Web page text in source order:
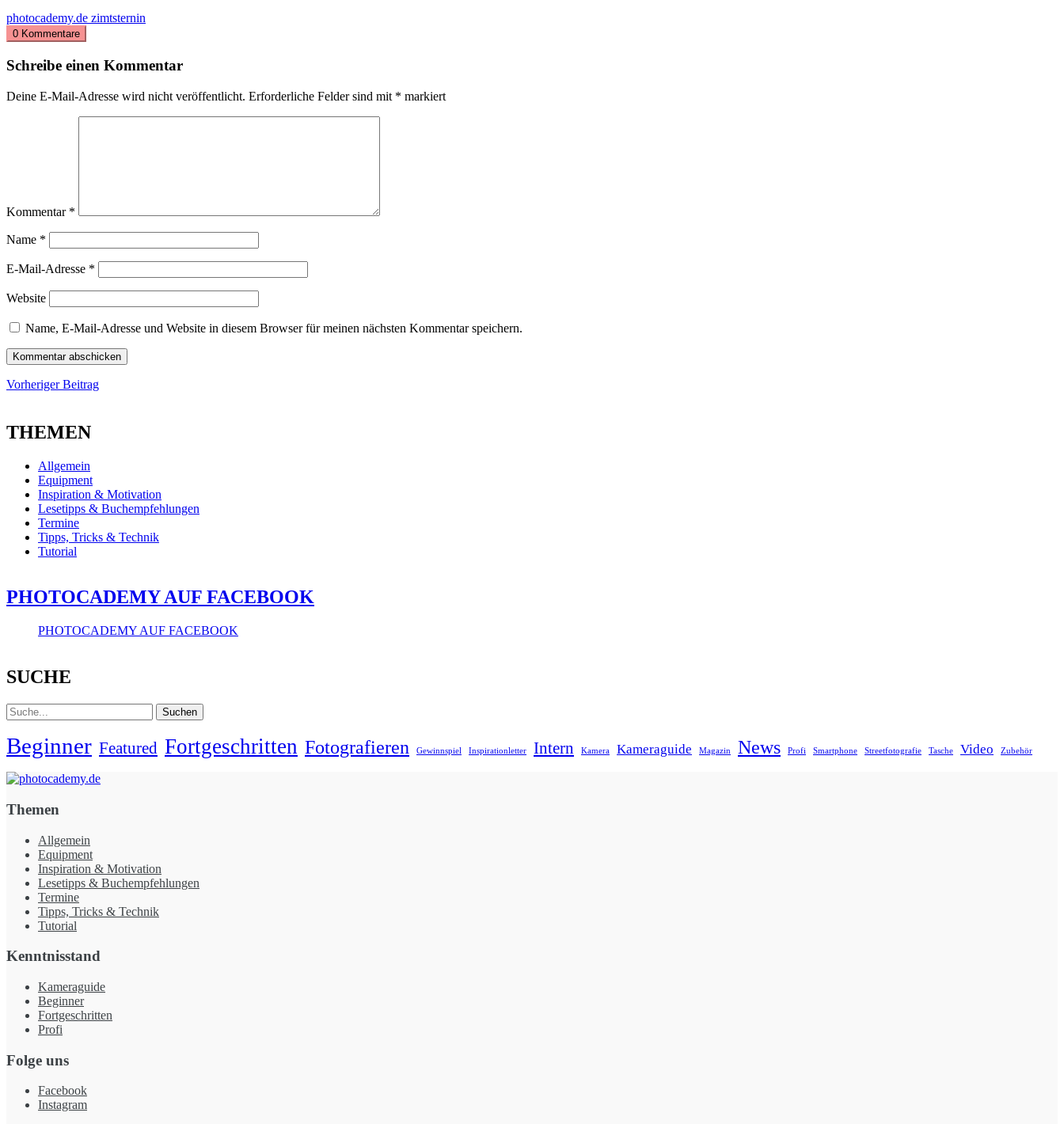
photocademy.de zimtsternin
0 Kommentare
Schreibe einen Kommentar
Deine E-Mail-Adresse wird nicht veröffentlicht. Erforderliche Felder sind mit * markiert
Kommentar *
Name *
E-Mail-Adresse *
Website
Name, E-Mail-Adresse und Website in diesem Browser für meinen nächsten Kommentar speichern.
Beitragsnavigation
Vorheriger BeitragVorheriger
THEMEN
Allgemein
Equipment
Inspiration & Motivation
Lesetipps & Buchempfehlungen
Termine
Tipps, Tricks & Technik
Tutorial
PHOTOCADEMY AUF FACEBOOK
PHOTOCADEMY AUF FACEBOOK
SUCHE
Suche
Beginner Featured Fortgeschritten Fotografieren Gewinnspiel Inspirationletter Intern Kamera Kameraguide Magazin News Profi Smartphone Streetfotografie Tasche Video Zubehör
Themen
Allgemein
Equipment
Inspiration & Motivation
Lesetipps & Buchempfehlungen
Termine
Tipps, Tricks & Technik
Tutorial
Kenntnisstand
Kameraguide
Beginner
Fortgeschritten
Profi
Folge uns
Facebook
Instagram